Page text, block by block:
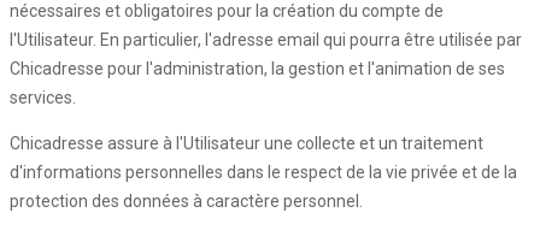
nécessaires et obligatoires pour la création du compte de
l'Utilisateur. En particulier, l'adresse email qui pourra être utilisée par
Chicadresse pour l'administration, la gestion et l'animation de ses
services.
Chicadresse assure à l'Utilisateur une collecte et un traitement
d'informations personnelles dans le respect de la vie privée et de la
protection des données à caractère personnel.